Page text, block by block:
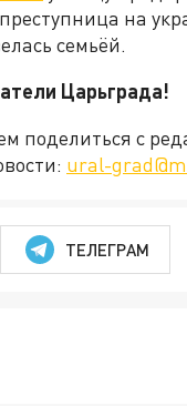
на
семьёй.
Царьграда!
поделиться с
ural-
ТЕЛЕГРАМ